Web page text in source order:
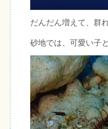
だんだん増えて、群
砂地では、可愛い子